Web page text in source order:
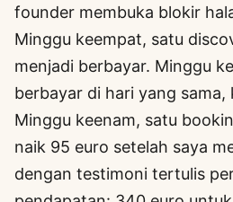
founder membuka blokir
Minggu keempat, satu
menjadi berbayar. Minggu
berbayar di hari yang sama,
Minggu keenam, satu
naik 95 euro setelah saya
dengan testimoni tertulis